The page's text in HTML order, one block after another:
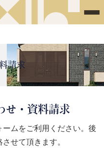
請求
せ・資料請求
ムをご利用ください。後
せて頂きます。